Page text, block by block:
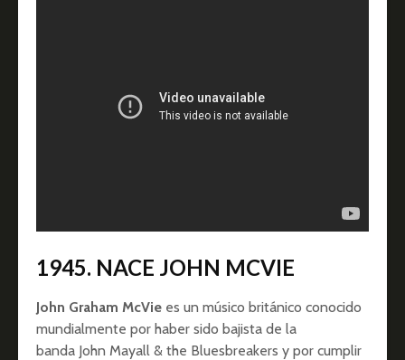
1945. NACE JOHN MCVIE
John Graham McVie es un músico británico conocido
mundialmente por haber sido bajista de la
banda John Mayall & the Bluesbreakers y por cumplir